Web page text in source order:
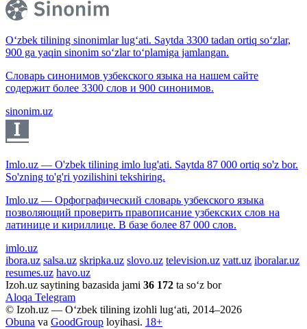
O‘zbek tilining sinonimlar lug‘ati. Saytda 3300 tadan ortiq so‘zlar,
900 ga yaqin sinonim so‘zlar to‘plamiga jamlangan.
Словарь синонимов узбекского языка на нашем сайте
содержит более 3300 слов и 900 синонимов.
sinonim.uz
Imlo.uz — O'zbek tilining imlo lug'ati. Saytda 87 000 ortiq so'z bor.
So'zning to'g'ri yozilishini tekshiring.
Imlo.uz — Орфографический словарь узбекского языка
позволяющий проверить правописание узбекских слов на
латинице и кириллице. В базе более 87 000 слов.
imlo.uz
ibora.uz salsa.uz skripka.uz slovo.uz television.uz vatt.uz iboralar.uz
resumes.uz havo.uz
Izoh.uz saytining bazasida jami 36 172 ta so‘z bor
Aloqa Telegram
© Izoh.uz — O‘zbek tilining izohli lug‘ati, 2014–2026
Obuna va GoodGroup loyihasi. 18+